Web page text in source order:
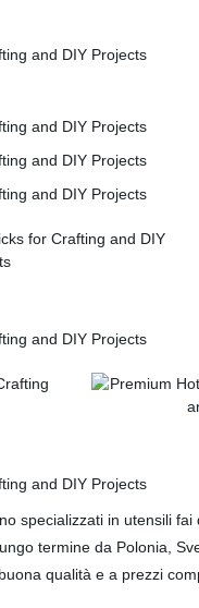
specializzati in utensili
termine da Polonia,
qualità e a prezzi